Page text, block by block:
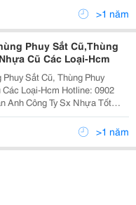
-Mới - Cung Cấp Vỏ Thùng Phuy Sắt, Th>1 năm
Phuy Sắt Cũ,Thùng
Cũ Các Loại-Hcm
Sắt Cũ, Thùng Phuy
Hcm Hotline: 0902
Nhựa Tốt
-Mới - Cung Cấp Vỏ Thùng Phuy Sắt, Th>1 năm